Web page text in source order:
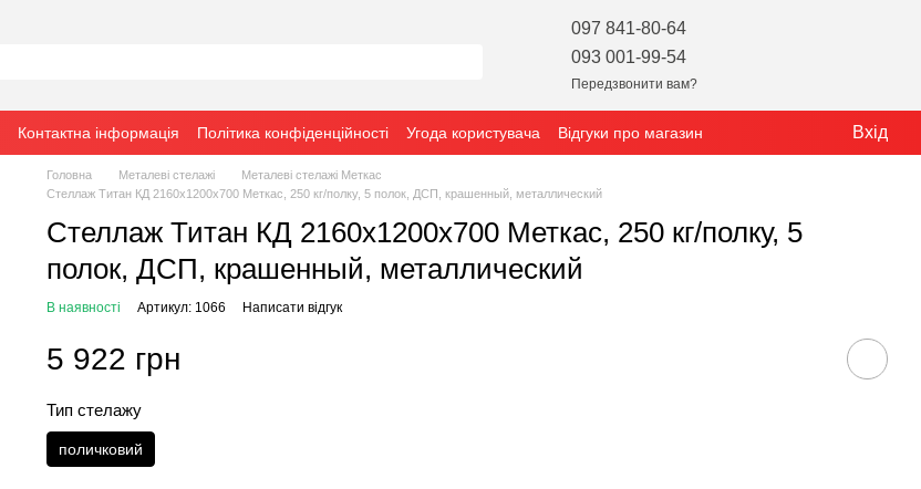
097 841-80-64
093 001-99-54
Передзвонити вам?
Контактна інформація Політика конфіденційності Угода користувача Відгуки про магазин Вхід
Головна Металеві стелажі
Металеві стелажі Меткас
Стеллаж Титан КД 2160х1200х700 Меткас, 250 кг/полку, 5 полок, ДСП, крашенный, металлический
Стеллаж Титан КД 2160х1200х700 Меткас, 250 кг/полку, 5
полок, ДСП, крашенный, металлический
В наявності Артикул: 1066 Написати відгук
5 922 грн
Тип стелажу
поличковий